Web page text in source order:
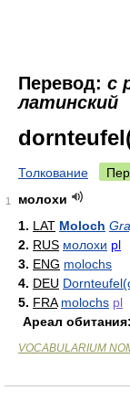
Перевод: с
латинский
Толкование
1
молохи
1. LAT Moloch
2. RUS молохи pl
3. ENG molochs
4. DEU
5. FRA molochs pl
Ареал обитания:
VOCABULARIUM